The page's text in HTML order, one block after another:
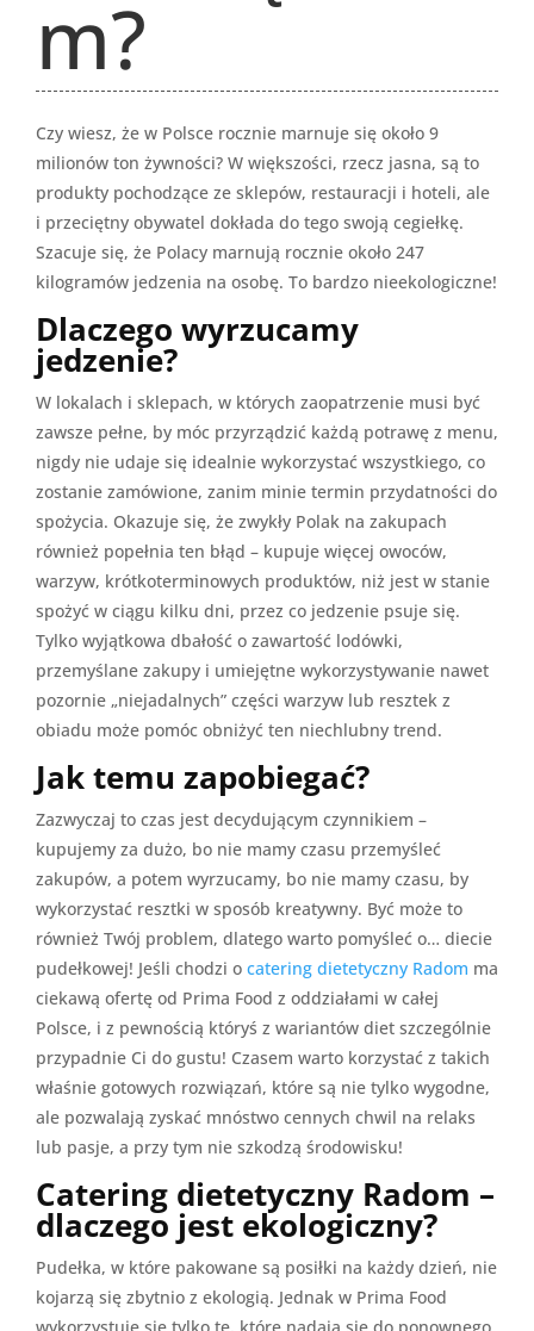
m?
Czy wiesz, że w Polsce rocznie marnuje się około 9
milionów ton żywności? W większości, rzecz jasna, są to
produkty pochodzące ze sklepów, restauracji i hoteli, ale
i przeciętny obywatel dokłada do tego swoją cegiełkę.
Szacuje się, że Polacy marnują rocznie około 247
kilogramów jedzenia na osobę. To bardzo nieekologiczne!
Dlaczego wyrzucamy
jedzenie?
W lokalach i sklepach, w których zaopatrzenie musi być
zawsze pełne, by móc przyrządzić każdą potrawę z menu,
nigdy nie udaje się idealnie wykorzystać wszystkiego, co
zostanie zamówione, zanim minie termin przydatności do
spożycia. Okazuje się, że zwykły Polak na zakupach
również popełnia ten błąd – kupuje więcej owoców,
warzyw, krótkoterminowych produktów, niż jest w stanie
spożyć w ciągu kilku dni, przez co jedzenie psuje się.
Tylko wyjątkowa dbałość o zawartość lodówki,
przemyślane zakupy i umiejętne wykorzystywanie nawet
pozornie „niejadalnych” części warzyw lub resztek z
obiadu może pomóc obniżyć ten niechlubny trend.
Jak temu zapobiegać?
Zazwyczaj to czas jest decydującym czynnikiem –
kupujemy za dużo, bo nie mamy czasu przemyśleć
zakupów, a potem wyrzucamy, bo nie mamy czasu, by
wykorzystać resztki w sposób kreatywny. Być może to
również Twój problem, dlatego warto pomyśleć o… diecie
pudełkowej! Jeśli chodzi o catering dietetyczny Radom ma
ciekawą ofertę od Prima Food z oddziałami w całej
Polsce, i z pewnością któryś z wariantów diet szczególnie
przypadnie Ci do gustu! Czasem warto korzystać z takich
właśnie gotowych rozwiązań, które są nie tylko wygodne,
ale pozwalają zyskać mnóstwo cennych chwil na relaks
lub pasje, a przy tym nie szkodzą środowisku!
Catering dietetyczny Radom –
dlaczego jest ekologiczny?
Pudełka, w które pakowane są posiłki na każdy dzień, nie
kojarzą się zbytnio z ekologią. Jednak w Prima Food